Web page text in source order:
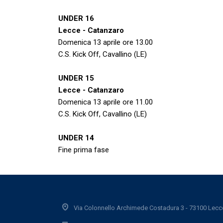
UNDER 16
Lecce - Catanzaro
Domenica 13 aprile ore 13.00
C.S. Kick Off, Cavallino (LE)
UNDER 15
Lecce - Catanzaro
Domenica 13 aprile ore 11.00
C.S. Kick Off, Cavallino (LE)
UNDER 14
Fine prima fase
Via Colonnello Archimede Costadura 3 - 73100